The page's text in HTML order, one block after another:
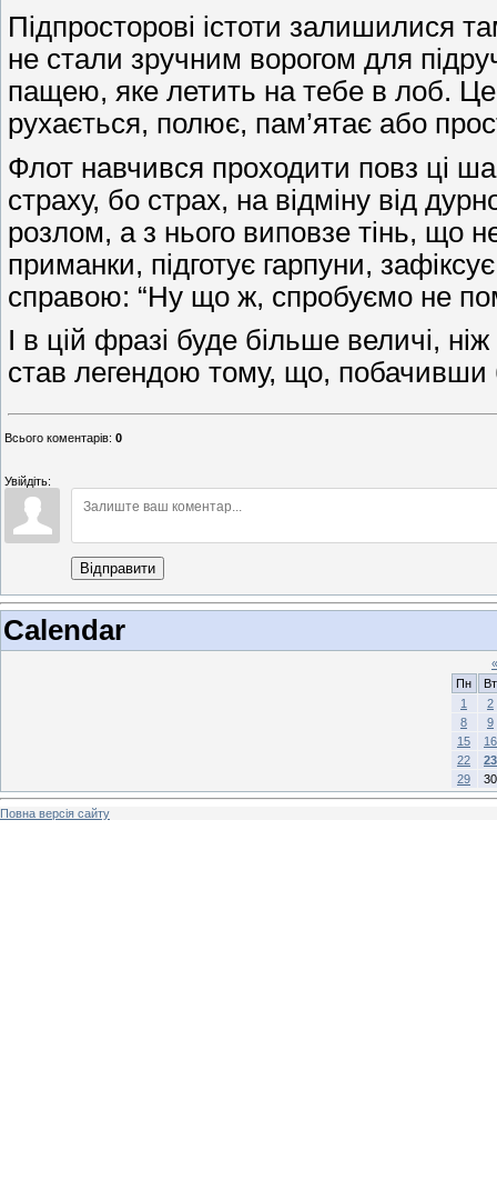
Підпросторові істоти залишилися
не стали зручним ворогом для
пащею, яке летить на тебе в лоб.
рухається, полює, пам’ятає або
Флот навчився проходити повз ці
страху, бо страх, на відміну від
розлом, а з нього виповзе тінь, що
приманки, підготує гарпуни,
справою: “Ну що ж, спробуємо не
І в цій фразі буде більше величі,
став легендою тому, що, побачивши
Всього коментарів: 0
Увійдіть:
Відправити
Calendar
«
Пн
Вт
1
2
8
9
15
16
22
23
29
30
Повна версія сайту